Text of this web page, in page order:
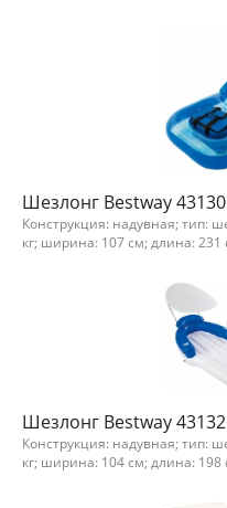
Шезлонг Bestway
Конструкция: надувная; тип:
кг; ширина: 107 см; длина: 231
Шезлонг Bestway 43132
Конструкция: надувная; тип:
кг; ширина: 104 см; длина: 198